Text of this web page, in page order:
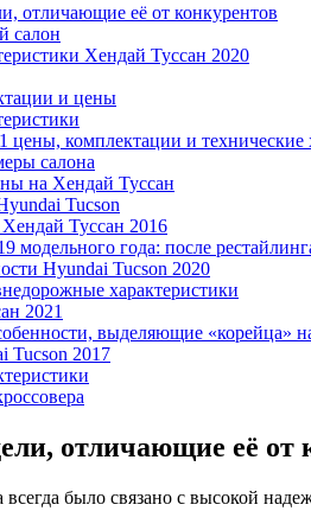
отличающие её от конкурентов
салон
Хендай Туссан 2020
и цены
цены, комплектации и технические
салона
на Хендай Туссан
Tucson
Туссан 2016
модельного года: после
Hyundai Tucson 2020
характеристики
2021
выделяющие «корейца»
Tucson 2017
отличающие её от
всегда было связано с высокой